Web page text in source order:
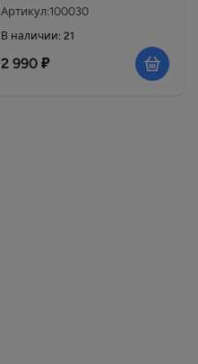
Артикул:100030
В наличии: 21
2 990 ₽